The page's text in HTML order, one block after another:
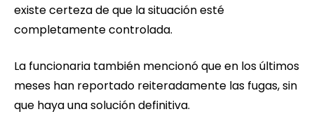
existe certeza de que la situación esté
completamente controlada.
La funcionaria también mencionó que en los últimos
meses han reportado reiteradamente las fugas, sin
que haya una solución definitiva.